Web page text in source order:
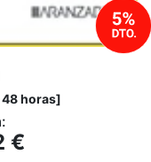
horas]
€